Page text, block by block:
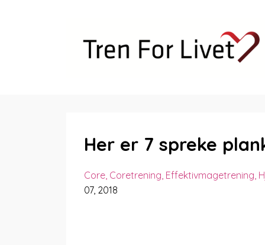
Her er 7 spreke
Core Coretrening Effektivmagetrening
07, 2018